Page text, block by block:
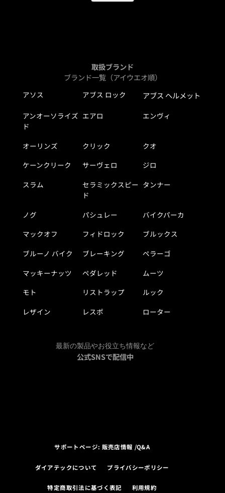
取扱ブランド
ブランド一覧（アイウエオ順）
アソス アブス ロック アブス ヘルメット
アンオーソライズ
ド
エアロ エンヴィ
オーリンズ クリック
クオ
ケーンクリーク
サーヴェロ
ジロ
スラム
セラミックスピー
ド
タンナー
ノグ パシュレー
バイクパーカ
マックオフ
フィドロック
ブルックス
ブルーノ バイク
ブレーキング
ペラーゴ
マッキーナッツ
ペダレッド
ムーツ
モト
リストラップ
ルック
レザイン
レスポ ローター
最新の製品やお役立ち情報など
公式SNSで配信中
サポートページ: 販売店情報 /Q&A
ダイアテックについて プライバシーポリシー
特定商取引法に基づく表記 利用規約